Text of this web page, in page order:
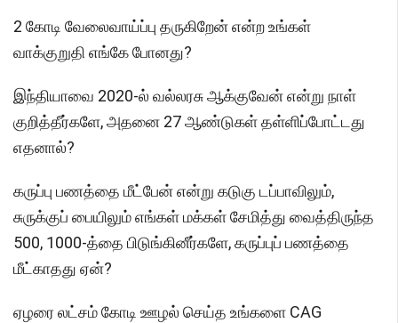
2 கோடி வேலைவாய்ப்பு தருகிறேன் என்ற உங்கள்
வாக்குறுதி எங்கே போனது?
இந்தியாவை 2020-ல் வல்லரசு ஆக்குவேன் என்று நாள்
குறித்தீர்களே, அதனை 27 ஆண்டுகள் தள்ளிப்போட்டது
எதனால்?
கருப்பு பணத்தை மீட்பேன் என்று கடுகு டப்பாவிலும்,
சுருக்குப் பையிலும் எங்கள் மக்கள் சேமித்து வைத்திருந்த
500, 1000-த்தை பிடுங்கினீர்களே, கருப்புப் பணத்தை
மீட்காதது ஏன்?
ஏழரை லட்சம் கோடி ஊழல் செய்த உங்களை CAG